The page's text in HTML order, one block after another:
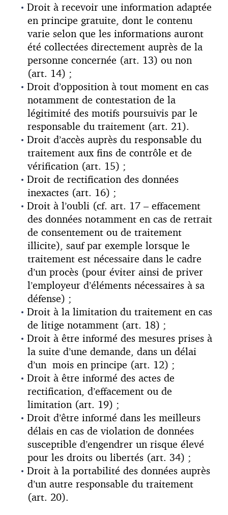
Droit à recevoir une information adaptée
en principe gratuite, dont le contenu
varie selon que les informations auront
été collectées directement auprès de la
personne concernée (art. 13) ou non
(art. 14) ;
Droit d’opposition à tout moment en cas
notamment de contestation de la
légitimité des motifs poursuivis par le
responsable du traitement (art. 21).
Droit d’accès auprès du responsable du
traitement aux fins de contrôle et de
vérification (art. 15) ;
Droit de rectification des données
inexactes (art. 16) ;
Droit à l’oubli (cf. art. 17 – effacement
des données notamment en cas de retrait
de consentement ou de traitement
illicite), sauf par exemple lorsque le
traitement est nécessaire dans le cadre
d’un procès (pour éviter ainsi de priver
l’employeur d’éléments nécessaires à sa
défense) ;
Droit à la limitation du traitement en cas
de litige notamment (art. 18) ;
Droit à être informé des mesures prises à
la suite d’une demande, dans un délai
d’un mois en principe (art. 12) ;
Droit à être informé des actes de
rectification, d’effacement ou de
limitation (art. 19) ;
Droit d’être informé dans les meilleurs
délais en cas de violation de données
susceptible d’engendrer un risque élevé
pour les droits ou libertés (art. 34) ;
Droit à la portabilité des données auprès
d’un autre responsable du traitement
(art. 20).